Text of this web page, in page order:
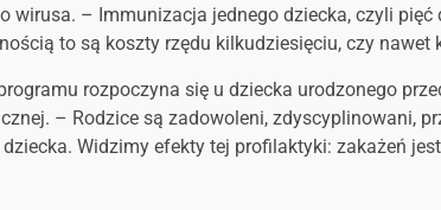
wirusa. – Immunizacja jednego dziecka, czyli
to są koszty rzędu kilkudziesięciu, czy
rozpoczyna się u dziecka urodzonego
– Rodzice są zadowoleni, zdyscyplinowani,
Widzimy efekty tej profilaktyki: zakażeń